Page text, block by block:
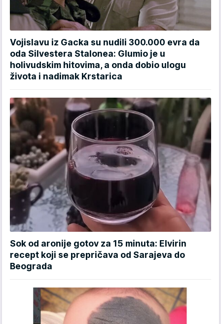
Vojislavu iz Gacka su nudili 300.000 evra da
oda Silvestera Stalonea: Glumio je u
holivudskim hitovima, a onda dobio ulogu
života i nadimak Krstarica
Sok od aronije gotov za 15 minuta: Elvirin
recept koji se prepričava od Sarajeva do
Beograda